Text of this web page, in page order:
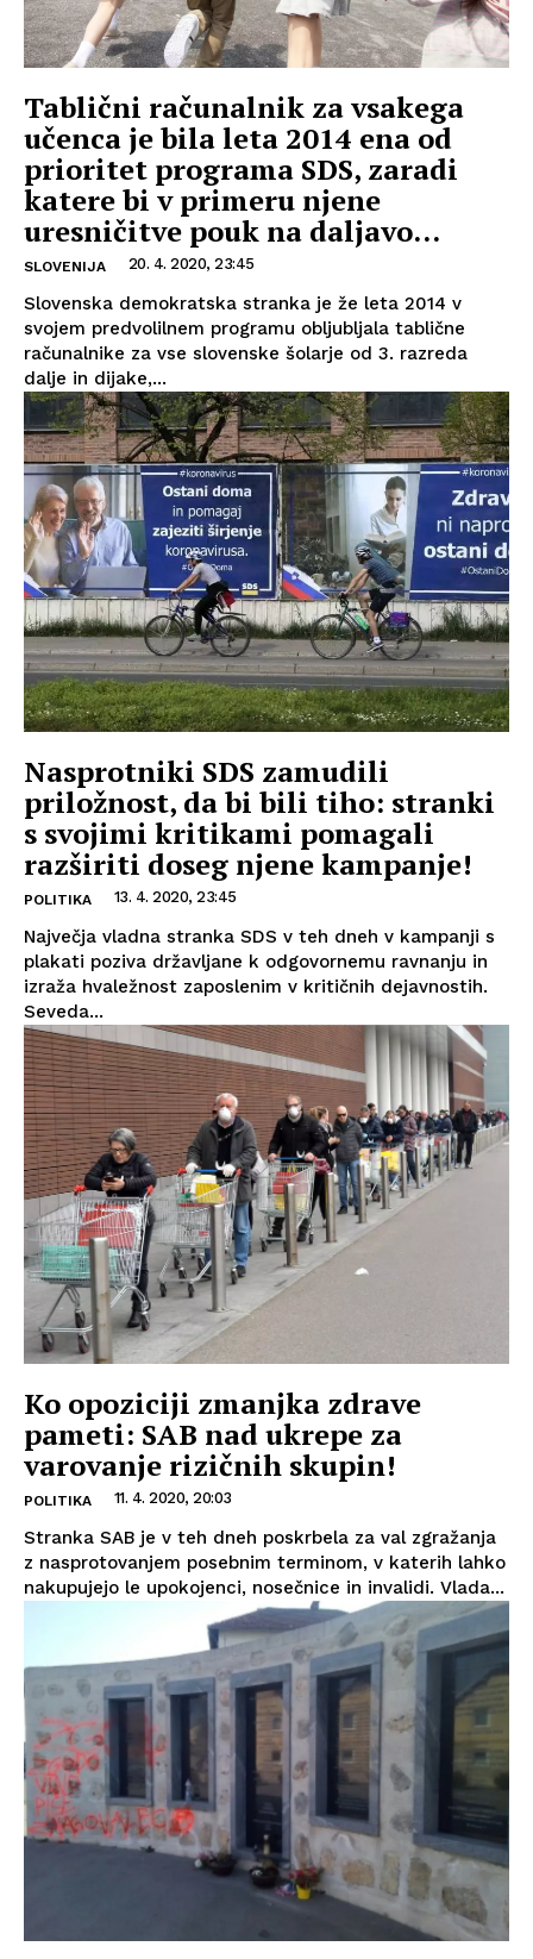
Tablični računalnik za vsakega
učenca je bila leta 2014 ena od
prioritet programa SDS, zaradi
katere bi v primeru njene
uresničitve pouk na daljavo...
SLOVENIJA 20. 4. 2020, 23:45
Slovenska demokratska stranka je že leta 2014 v
svojem predvolilnem programu obljubljala tablične
računalnike za vse slovenske šolarje od 3. razreda
dalje in dijake,...
Nasprotniki SDS zamudili
priložnost, da bi bili tiho: stranki
s svojimi kritikami pomagali
razširiti doseg njene kampanje!
POLITIKA 13. 4. 2020, 23:45
Največja vladna stranka SDS v teh dneh v kampanji s
plakati poziva državljane k odgovornemu ravnanju in
izraža hvaležnost zaposlenim v kritičnih dejavnostih.
Seveda...
Ko opoziciji zmanjka zdrave
pameti: SAB nad ukrepe za
varovanje rizičnih skupin!
POLITIKA 11. 4. 2020, 20:03
Stranka SAB je v teh dneh poskrbela za val zgražanja
z nasprotovanjem posebnim terminom, v katerih lahko
nakupujejo le upokojenci, nosečnice in invalidi. Vlada...